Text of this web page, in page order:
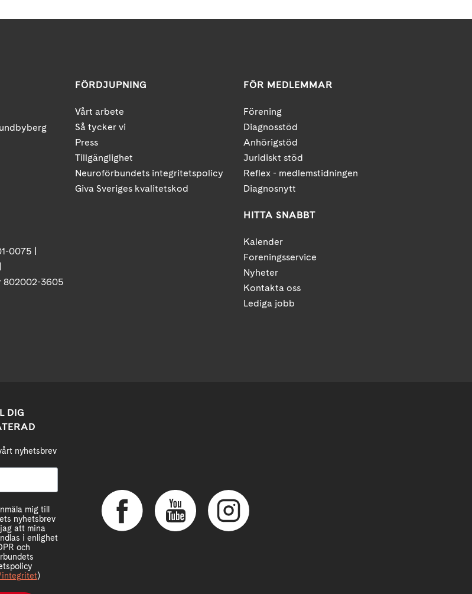
0075 |
802002-3605
FÖRDJUPNING
Vårt arbete
Så tycker vi
Press
Tillgänglighet
Neuroförbundets integritetspolicy
Giva Sveriges kvalitetskod
FÖR MEDLEMMAR
Förening
Diagnosstöd
Anhörigstöd
Juridiskt stöd
Reflex - medlemstidningen
Diagnosnytt
HITTA SNABBT
Kalender
Foreningsservice
Nyheter
Kontakta oss
Lediga jobb
DIG
nyhetsbrev
mig till
nyhetsbrev
att mina
i enlighet
och
integritet)